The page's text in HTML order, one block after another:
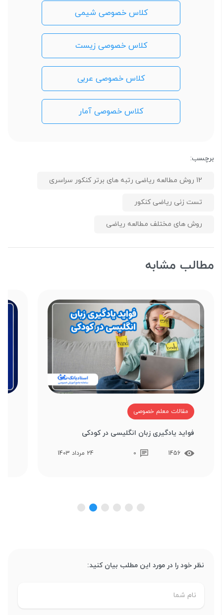
کلاس خصوصی شیمی
کلاس خصوصی زیست
کلاس خصوصی عربی
کلاس خصوصی آمار
برچسب:
12 روش مطالعه ریاضی رتبه های برتر کنکور سراسری
تست زنی ریاضی کنکور
روش های مختلف مطالعه ریاضی
مطالب مشابه
مقالات معلم خصوصی
فواید یادگیری زبان انگلیسی در کودکی
1456
0 24 مرداد 1403
نظر خود را در مورد این مطلب بیان کنید: